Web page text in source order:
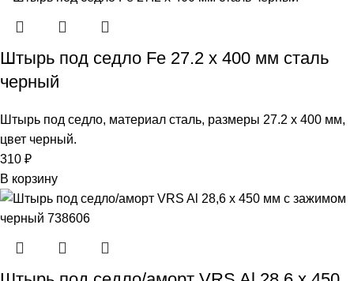
Штырь под седло Fe 27.2 х 400 мм сталь
черный
Штырь под седло, материал сталь, размеры 27.2 х 400 мм,
цвет черный.
310 ₽
В корзину